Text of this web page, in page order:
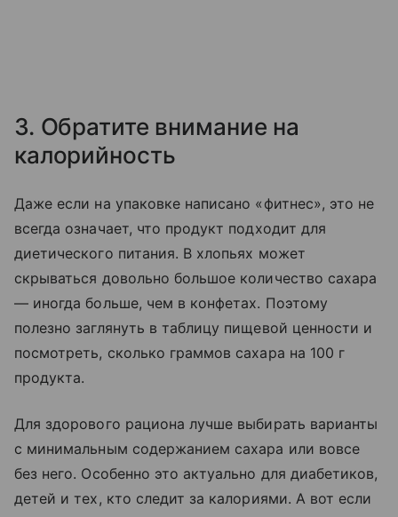
3. Обратите внимание на
калорийность
Даже если на упаковке написано «фитнес», это не
всегда означает, что продукт подходит для
диетического питания. В хлопьях может
скрываться довольно большое количество сахара
— иногда больше, чем в конфетах. Поэтому
полезно заглянуть в таблицу пищевой ценности и
посмотреть, сколько граммов сахара на 100 г
продукта.
Для здорового рациона лучше выбирать варианты
с минимальным содержанием сахара или вовсе
без него. Особенно это актуально для диабетиков,
детей и тех, кто следит за калориями. А вот если